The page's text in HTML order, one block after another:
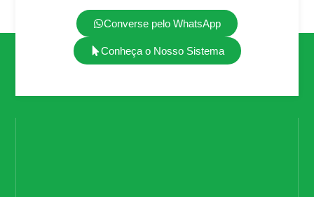
Converse pelo WhatsApp
Conheça o Nosso Sistema